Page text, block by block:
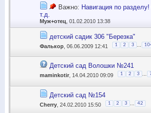
Важно: Навигация по
т.д.
Муж+отец, 01.02.2010 13:38
детский садик 306 "Березка"
Фалькор , 06.06.2009 12:41 1 2 3
Детский сад Волошки №241
maminkotir , 14.04.2010 09:09 1 2 3
Детский сад №154
Cherry , 24.02.2010 15:50 1 2 3 42